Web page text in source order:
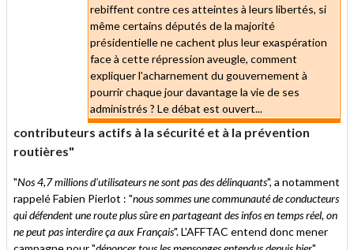
rebiffent contre ces atteintes à leurs libertés, si
même certains députés de la majorité
présidentielle ne cachent plus leur exaspération
face à cette répression aveugle, comment
expliquer l'acharnement du gouvernement à
pourrir chaque jour davantage la vie de ses
administrés ? Le débat est ouvert...
contributeurs actifs à la sécurité et à la prévention
routières"
"Nos 4,7 millions d'utilisateurs ne sont pas des délinquants", a notamment
rappelé Fabien Pierlot : "nous sommes une communauté de conducteurs
qui défendent une route plus sûre en partageant des infos en temps réel, on
ne peut pas interdire ça aux Français". L'AFFTAC entend donc mener